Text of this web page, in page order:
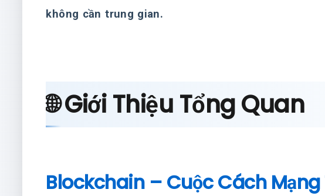
không cần trung gian.
🌐 Giới Thiệu Tổng Quan
Blockchain – Cuộc Cách Mạng